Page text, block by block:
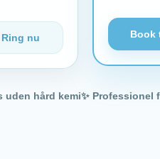
Ring nu Book
uden hård kemi✨ Professionel